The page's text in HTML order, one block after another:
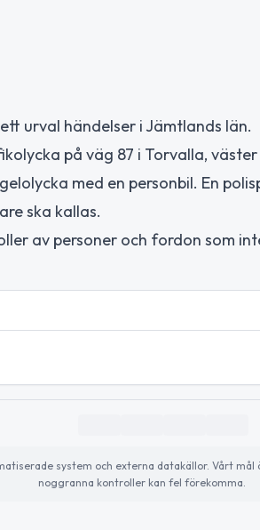
urval händelser i Jämtlands län.
på väg 87 i Torvalla,
med en personbil. En
ska kallas.
av personer och fordon som
system och externa datakällor. Vårt
noggranna kontroller kan fel förekomma.